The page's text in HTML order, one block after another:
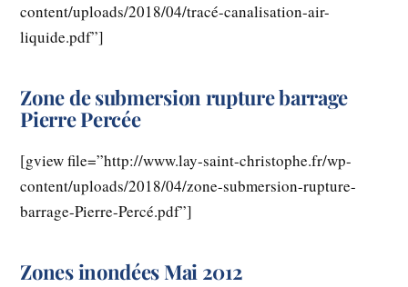
content/uploads/2018/04/tracé-canalisation-air-
liquide.pdf”]
Zone de submersion rupture barrage
Pierre Percée
[gview file=”http://www.lay-saint-christophe.fr/wp-
content/uploads/2018/04/zone-submersion-rupture-
barrage-Pierre-Percé.pdf”]
Zones inondées Mai 2012